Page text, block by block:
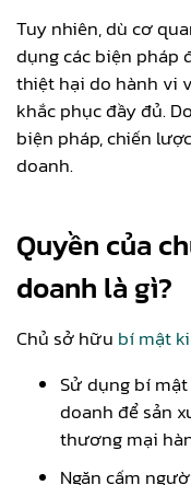
Tuy nhiên, dù cơ
dụng các biện pháp
thiệt hại do hành vi
khắc phục đầy đủ.
biện pháp, chiến
doanh.
Quyền của
doanh là gì?
Chủ sở hữu bí mật
Sử dụng bí
doanh để sản
thương mại
Ngăn cấm